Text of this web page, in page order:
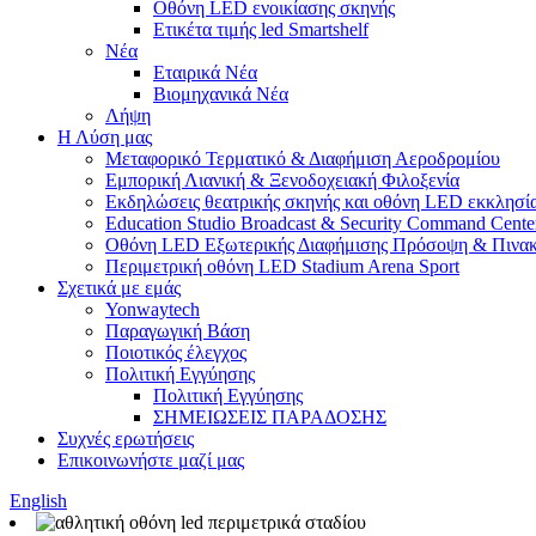
Οθόνη LED ενοικίασης σκηνής
Ετικέτα τιμής led Smartshelf
Νέα
Εταιρικά Νέα
Βιομηχανικά Νέα
Λήψη
Η Λύση μας
Μεταφορικό Τερματικό & Διαφήμιση Αεροδρομίου
Εμπορική Λιανική & Ξενοδοχειακή Φιλοξενία
Εκδηλώσεις θεατρικής σκηνής και οθόνη LED
Education Studio Broadcast & Security Command
Οθόνη LED Εξωτερικής Διαφήμισης Πρόσοψη &
Περιμετρική οθόνη LED Stadium Arena Sport
Σχετικά με εμάς
Yonwaytech
Παραγωγική Βάση
Ποιοτικός έλεγχος
Πολιτική Εγγύησης
Πολιτική Εγγύησης
ΣΗΜΕΙΩΣΕΙΣ ΠΑΡΑΔΟΣΗΣ
Συχνές ερωτήσεις
Επικοινωνήστε μαζί μας
English